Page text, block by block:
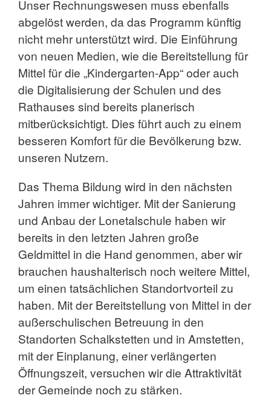
Unser Rechnungswesen muss ebenfalls
abgelöst werden, da das Programm künftig
nicht mehr unterstützt wird. Die Einführung
von neuen Medien, wie die Bereitstellung für
Mittel für die „Kindergarten-App“ oder auch
die Digitalisierung der Schulen und des
Rathauses sind bereits planerisch
mitberücksichtigt. Dies führt auch zu einem
besseren Komfort für die Bevölkerung bzw.
unseren Nutzern.
Das Thema Bildung wird in den nächsten
Jahren immer wichtiger. Mit der Sanierung
und Anbau der Lonetalschule haben wir
bereits in den letzten Jahren große
Geldmittel in die Hand genommen, aber wir
brauchen haushalterisch noch weitere Mittel,
um einen tatsächlichen Standortvorteil zu
haben. Mit der Bereitstellung von Mittel in der
außerschulischen Betreuung in den
Standorten Schalkstetten und in Amstetten,
mit der Einplanung, einer verlängerten
Öffnungszeit, versuchen wir die Attraktivität
der Gemeinde noch zu stärken.